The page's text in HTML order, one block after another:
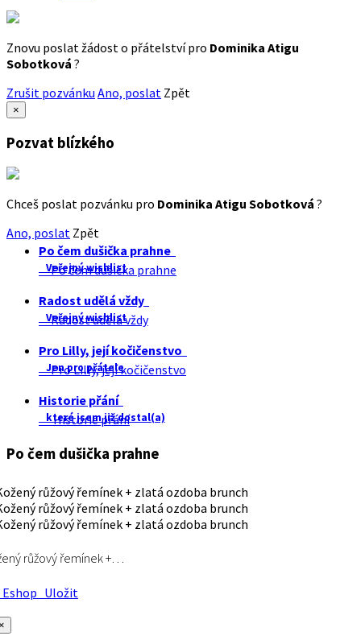
Znovu poslat žádost o přátelství pro Dominika Atigu
Sobotková ?
Zrušit pozvánku Ano, poslat Zpět
×
Pozvat blízkého
Chceš poslat pozvánku pro Dominika Atigu Sobotková ?
Ano, poslat Zpět
Po čem dušička prahne
Veřejný wishlist
Po čem dušička prahne
Radost udělá vždy
Veřejný wishlist
Radost udělá vždy
Pro Lilly, její kočičenstvo
Jen pro přátele
Pro Lilly, její kočičenstvo
Historie přání
které jsem již dostal(a)
Historie přání
Po čem dušička prahne
růžový řemínek +…
Uložit